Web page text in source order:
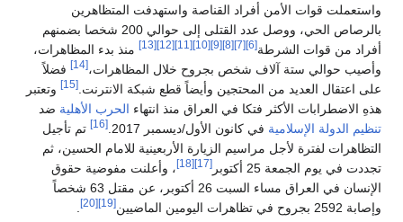
واستعملت قوات الأمن أفراد القناصة واستهدفت المتظاهرين
بالرصاص الحي، ووصل عدد القتلى إلى حوالي 200 شخصا بضمنهم
أفراد من قوات الشرطة[6]
[7]
[8]
[9]
[10]
[11]
[12]
[13]
منذ بدء المظاهرات،
وأصيب حوالي ستة آلاف شخص بجروح خلال المظاهرات،[14]
فضلاً
على اعتقال العديد من المحتجين وأيضاً قطع شبكة الانترنت.[15]
وتعتبر
هذهِ الاضطرابات الأكثر فتكا في العراق منذ انتهاء الحرب الأهلية ضد
تنظيم الدولة الإسلامية في كانون الأول/ديسمبر 2017. [16]
تم تأجيل
التظاهرات لفترة لأجل مراسيم الزيارة الأربعينية للامام الحسين، ثم
تجددت في يوم الجمعة 25 أكتوبر
[17]
[18]
، وأعلنت مفوضية حقوق
الإنسان في العراق مساء السبت 26 أكتوبر، عن مقتل 63 شخصاً
وإصابة 2592 بجروح في تظاهرات اليومين الماضيين
[19]
[20]
.